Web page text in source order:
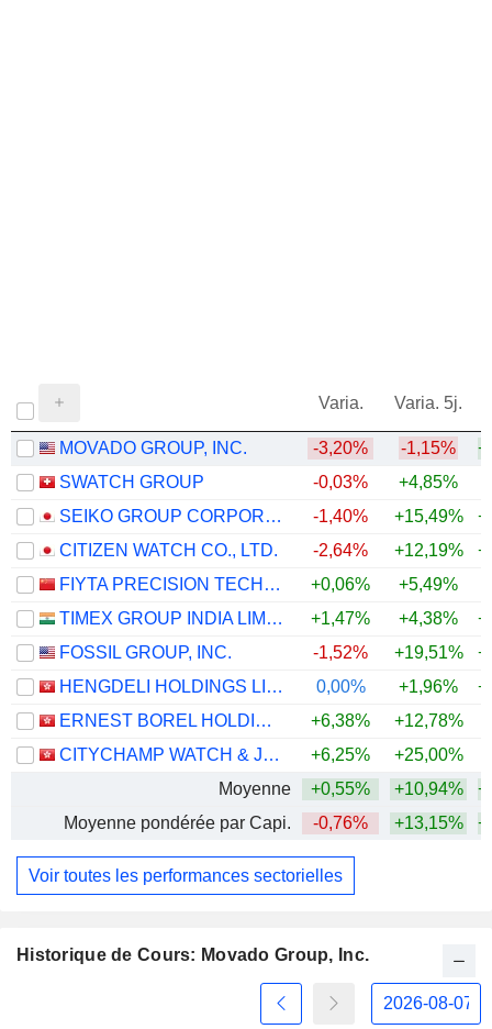
Varia. Varia. 5j.
MOVADO GROUP, INC. -3,20% -1,15%
SWATCH GROUP
-0,03% +4,85%
SEIKO GROUP CORPORATION
-1,40% +15,49%
CITIZEN WATCH CO., LTD.
-2,64% +12,19%
FIYTA PRECISION TECHNOLOGY CO., LTD.
+0,06% +5,49%
TIMEX GROUP INDIA LIMITED
+1,47% +4,38%
FOSSIL GROUP, INC.
-1,52% +19,51%
HENGDELI HOLDINGS LIMITED
0,00% +1,96%
ERNEST BOREL HOLDINGS LIMITED
+6,38% +12,78%
CITYCHAMP WATCH & JEWELLERY GROUP LIMITED
+6,25% +25,00%
Moyenne
+0,55% +10,94%
Moyenne pondérée par Capi.
-0,76% +13,15%
Voir toutes les performances sectorielles
Historique de Cours: Movado Group, Inc.